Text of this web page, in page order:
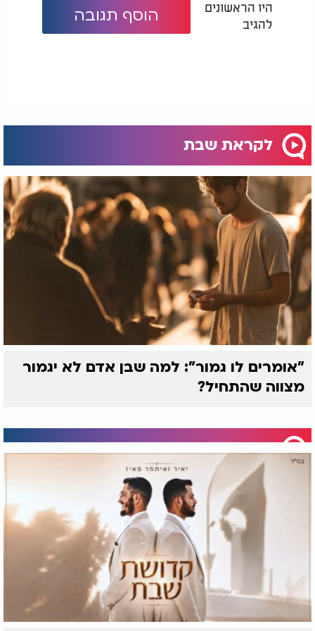
הלוואי ונזכה להרבות באהבת חינם, פחות לרצות
היו הראשונים
להגיב
הוסף תגובה
לקראת שבת
"אומרים לו גמור": למה שבן אדם לא יגמור
מצווה שהתחיל?